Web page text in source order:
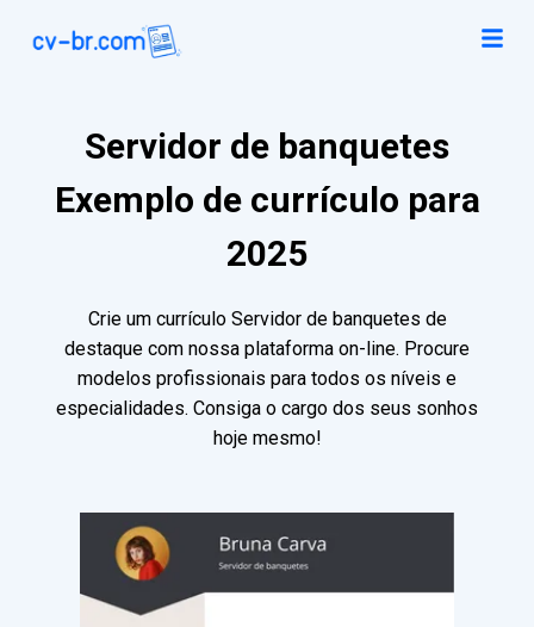
Servidor de banquetes
Exemplo de currículo para
2025
Crie um currículo Servidor de banquetes de
destaque com nossa plataforma on-line. Procure
modelos profissionais para todos os níveis e
especialidades. Consiga o cargo dos seus sonhos
hoje mesmo!